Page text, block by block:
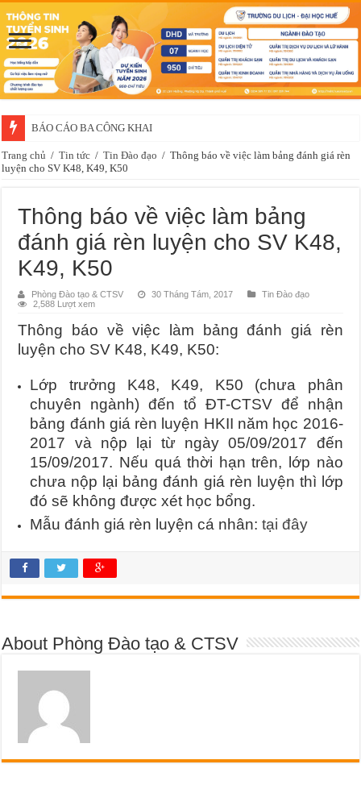
BÁO CÁO BA CÔNG KHAI
Trang chủ / Tin tức / Tin Đào đạo / Thông báo về việc làm bảng đánh giá rèn
luyện cho SV K48, K49, K50
Thông báo về việc làm bảng
đánh giá rèn luyện cho SV K48,
K49, K50
Phòng Đào tạo & CTSV 30 Tháng Tám, 2017
Tin Đào đạo
2,588 Lượt xem
Thông báo về việc làm bảng đánh giá rèn
luyện cho SV K48, K49, K50:
Lớp trưởng K48, K49, K50 (chưa phân
chuyên ngành) đến tổ ĐT-CTSV để nhận
bảng đánh giá rèn luyện HKII năm học 2016-
2017 và nộp lại từ ngày 05/09/2017 đến
15/09/2017. Nếu quá thời hạn trên, lớp nào
chưa nộp lại bảng đánh giá rèn luyện thì lớp
đó sẽ không được xét học bổng.
Mẫu đánh giá rèn luyện cá nhân:tại đây
About Phòng Đào tạo & CTSV